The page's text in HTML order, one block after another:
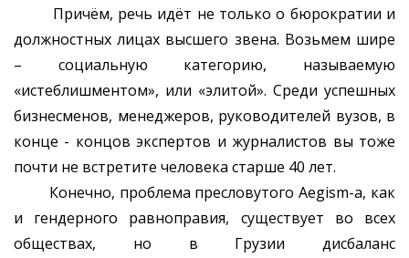
Причём, речь идёт не только о бюрократии и
должностных лицах высшего звена. Возьмем шире
– социальную категорию, называемую
«истеблишментом», или «элитой». Среди успешных
бизнесменов, менеджеров, руководителей вузов, в
конце - концов экспертов и журналистов вы тоже
почти не встретите человека старше 40 лет.
Конечно, проблема пресловутого Aegism-а, как
и гендерного равноправия, существует во всех
обществах, но в Грузии дисбаланс